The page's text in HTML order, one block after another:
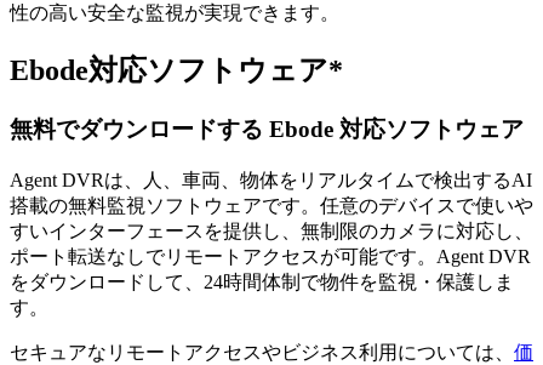
性の高い安全な監視が実現できます。
Ebode対応ソフトウェア*
無料でダウンロードする Ebode 対応ソフトウェア
Agent DVRは、人、車両、物体をリアルタイムで検出するAI
搭載の無料監視ソフトウェアです。任意のデバイスで使いや
すいインターフェースを提供し、無制限のカメラに対応し、
ポート転送なしでリモートアクセスが可能です。Agent DVR
をダウンロードして、24時間体制で物件を監視・保護しま
す。
セキュアなリモートアクセスやビジネス利用については、 価